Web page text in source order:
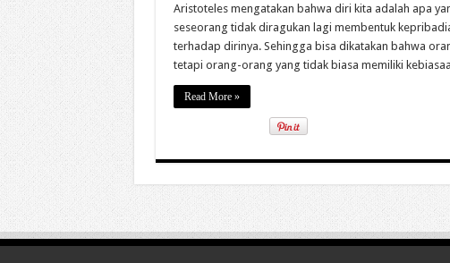
Aristoteles mengatakan bahwa diri kita adalah apa
seseorang tidak diragukan lagi membentuk
terhadap dirinya. Sehingga bisa dikatakan bahwa
tetapi orang-orang yang tidak biasa memiliki
Read More »